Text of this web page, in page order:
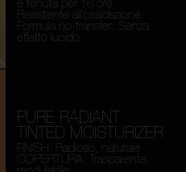
e tenuta per 16 ore.
Resistente all'ossidazione.
Formula no-transfer. Senza
effetto lucido.
PURE RADIANT
TINTED MOISTURIZER
FINISH: Radioso, naturale
COPERTURA: Trasparente,